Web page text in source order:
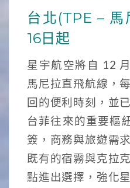
台北(TPE – 馬
16日起
星宇航空將自 12
馬尼拉直飛航線，
回的便利時刻，並
台菲往來的重要樞
簽，商務與旅遊需
既有的宿霧與克拉
點進出選擇，強化